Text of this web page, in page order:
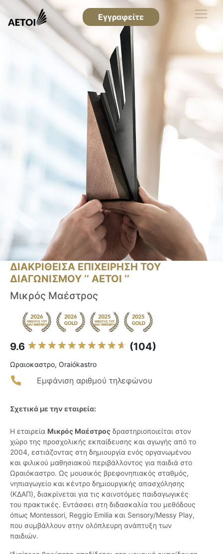
Εγγραφείτε
ΔΙΑΚΡΙΘΕΙΣΑ ΕΠΙΧΕΙΡΗΣΗ ΤΟΥ
ΔΙΑΓΩΝΙΣΜΟΥ ‘’ ΑΕΤΟΙ ‘’
Μικρός Μαέστρος
9.6 (104)
Ωραιοκαστρο, Oraiókastro
Εμφάνιση αριθμού τηλεφώνου
Σχετικά με την εταιρεία:
Η εταιρεία Μικρός Μαέστρος δραστηριοποιείται στον
χώρο της προσχολικής εκπαίδευσης και αγωγής από το
2004, εστιάζοντας στη δημιουργία ενός οργανωμένου
και φιλικού μαθησιακού περιβάλλοντος για παιδιά στο
Ωραιόκαστρο. Ως μουσικός βρεφονηπιακός σταθμός,
νηπιαγωγείο και κέντρο δημιουργικής απασχόλησης
(ΚΔΑΠ), διακρίνεται για τις καινοτόμες παιδαγωγικές
του πρακτικές. Εντάσσει στη διδασκαλία του μεθόδους
όπως Montessori, Reggio Emilia και Sensory/Messy Play,
που συμβάλλουν στην ολόπλευρη ανάπτυξη των
παιδιών.